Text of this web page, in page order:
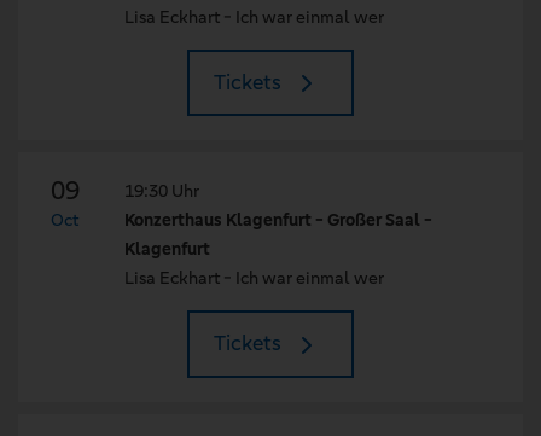
Lisa Eckhart - Ich war einmal wer
Tickets
09
Oct
19:30 Uhr
Konzerthaus Klagenfurt - Großer Saal -
Klagenfurt
Lisa Eckhart - Ich war einmal wer
Tickets